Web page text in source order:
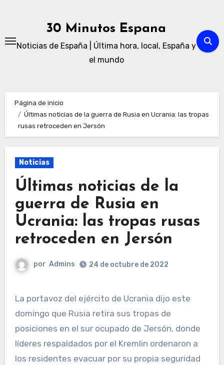
30 Minutos Espana
Noticias de España | Última hora, local, España y
el mundo
Página de inicio
Últimas noticias de la guerra de Rusia en Ucrania: las tropas
rusas retroceden en Jersón
Noticias
Últimas noticias de la
guerra de Rusia en
Ucrania: las tropas rusas
retroceden en Jersón
por Admins 24 de octubre de 2022
La portavoz del ejército de Ucrania dijo este
domingo que Rusia retira sus tropas de
posiciones en el sur ocupado de Jersón, donde
líderes respaldados por el Kremlin ordenaron a
los residentes evacuar por su propia seguridad